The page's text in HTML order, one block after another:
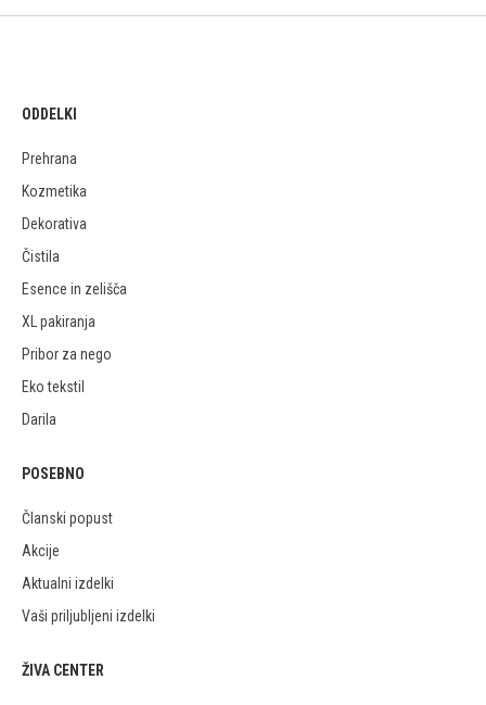
ODDELKI
Prehrana
Kozmetika
Dekorativa
Čistila
Esence in zelišča
XL pakiranja
Pribor za nego
Eko tekstil
Darila
POSEBNO
Članski popust
Akcije
Aktualni izdelki
Vaši priljubljeni izdelki
ŽIVA CENTER